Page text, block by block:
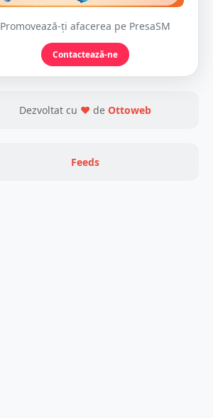
Promovează-ți afacerea pe PresaSM
Contactează-ne
Dezvoltat cu ❤ de Ottoweb
Feeds